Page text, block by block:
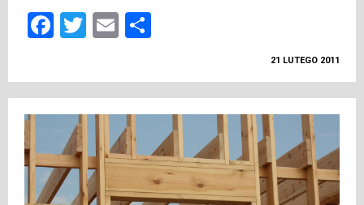
Facebook
Twitter
Email
21 LUTEGO 2011